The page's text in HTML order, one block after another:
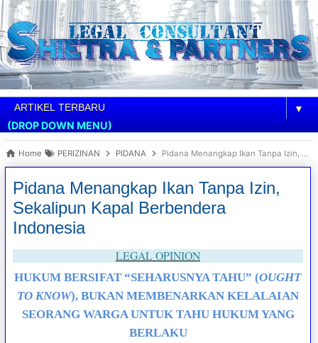
▼
(DROP DOWN MENU)
Home PERIZINAN PIDANA Pidana Menangkap Ikan Tanpa Izin, Sekalipun Kapal Berbendera Indonesia
Pidana Menangkap Ikan Tanpa Izin,
Sekalipun Kapal Berbendera
Indonesia
LEGAL OPINION
HUKUM BERSIFAT “SEHARUSNYA TAHU” (OUGHT
TO KNOW), BUKAN MEMBENARKAN KELALAIAN
SEORANG WARGA UNTUK TAHU HUKUM YANG
BERLAKU